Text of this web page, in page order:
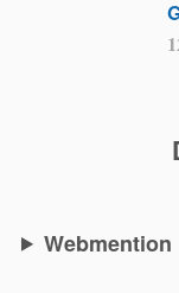
Webmention